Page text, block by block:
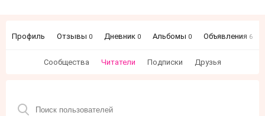
Профиль Отзывы 0 Дневник 0 Альбомы 0 Объявления 6
Сообщества Читатели Подписки Друзья